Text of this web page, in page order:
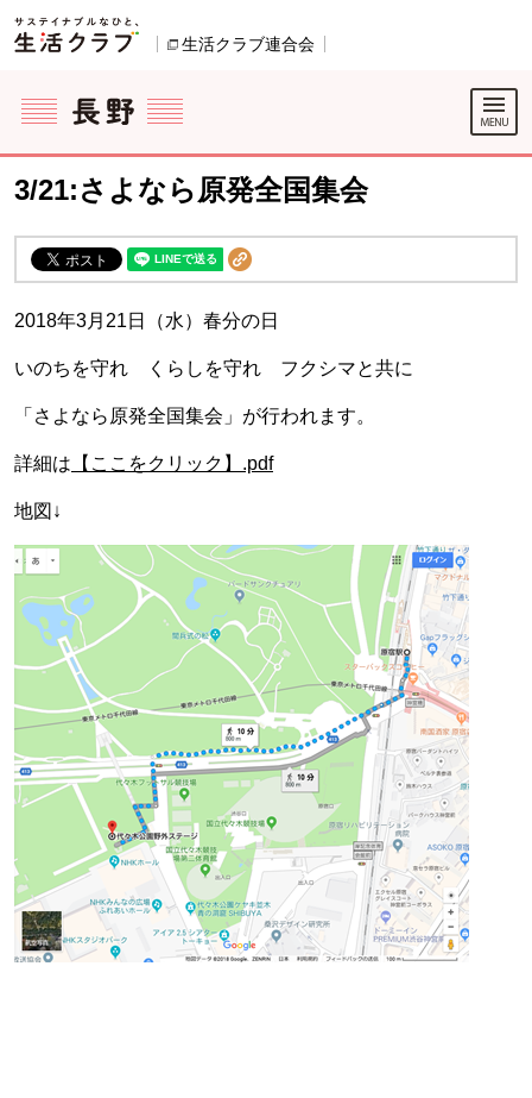
ページの先頭です。
生活クラブ連合会
ここからサイト内共通メニューです。
サイト内共通メニューをスキップする
サイト内共通メニューここまで。
3/21:さよなら原発全国集会
2018年3月21日（水）春分の日
いのちを守れ くらしを守れ フクシマと共に
「さよなら原発全国集会」が行われます。
詳細は 【ここをクリック】.pdf
地図↓